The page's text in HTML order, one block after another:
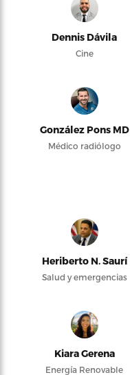
Dennis Dávila
Cine
González Pons MD
Médico radiólogo
Heriberto N. Saurí
Salud y emergencias
Kiara Gerena
Energía Renovable